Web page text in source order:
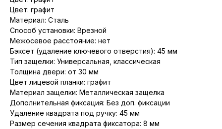
Цвет: графит
Материал: Сталь
Способ установки: Врезной
Межосевое расстояние: нет
Бэксет (удаление ключевого отверстия): 45 мм
Тип защелки: Универсальная, классическая
Толщина двери: от 30 мм
Цвет лицевой планки: графит
Материал защелки: Металлическая защелка
Дополнительная фиксация: Без доп. фиксации
Удаление квадрата под ручку: 45 мм
Размер сечения квадрата фиксатора: 8 мм